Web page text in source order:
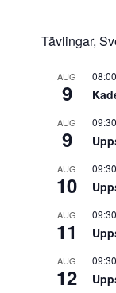
Tävlingar,
AUG
9
08:00
AUG
9
09:30
AUG
10
09:30
AUG
11
09:30
AUG
12
09:30